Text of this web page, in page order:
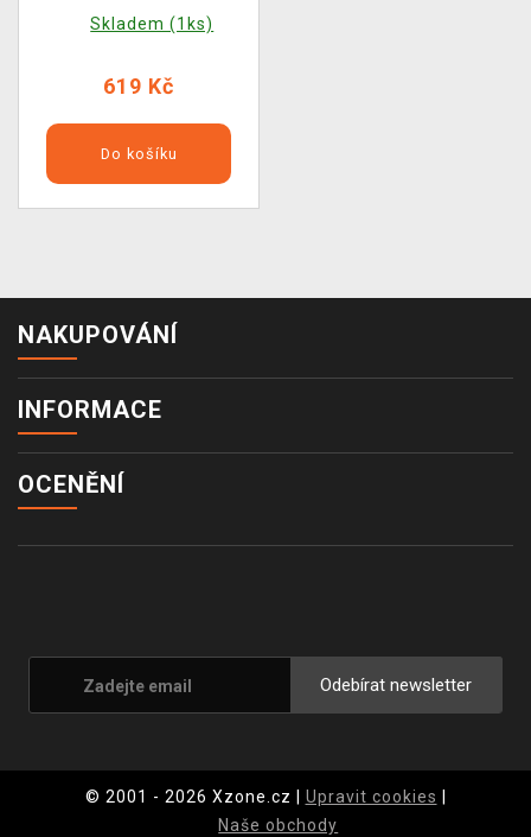
Skladem (1ks)
619 Kč
Do košíku
NAKUPOVÁNÍ
INFORMACE
OCENĚNÍ
Odebírat newsletter
© 2001 - 2026 Xzone.cz | Upravit cookies
Naše obchody